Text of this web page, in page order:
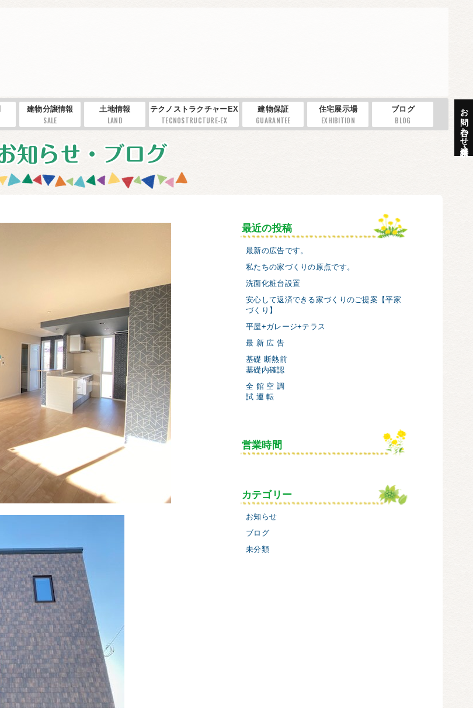
お問い合わせ・資料請求
建物分譲情報
SALE
土地情報
LAND
テクノストラクチャーEX
TECNOSTRUCTURE-EX
建物保証
GUARANTEE
住宅展示場
EXHIBITION
ブログ
BLOG
最近の投稿
最新の広告です。
私たちの家づくりの原点です。
洗面化粧台設置
安心して返済できる家づくりのご提案【平家
づくり】
平屋+ガレージ+テラス
最 新 広 告
基礎 断熱前
基礎内確認
全 館 空 調
試 運 転
営業時間
カテゴリー
お知らせ
ブログ
未分類